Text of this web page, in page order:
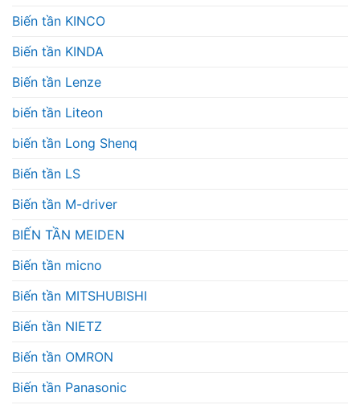
Biến tần KINCO
Biến tần KINDA
Biến tần Lenze
biến tần Liteon
biến tần Long Shenq
Biến tần LS
Biến tần M-driver
BIẾN TẦN MEIDEN
Biến tần micno
Biến tần MITSHUBISHI
Biến tần NIETZ
Biến tần OMRON
Biến tần Panasonic